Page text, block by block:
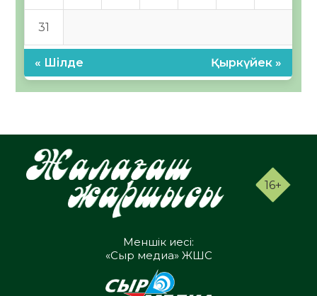
31
« Шілде Қыркүйек »
16+
Меншік иесі:
«Сыр медиа» ЖШС